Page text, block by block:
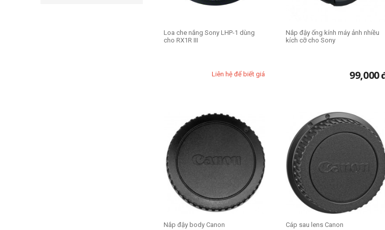
Loa che nắng Sony LHP-1 dùng
cho RX1R III
Liên hệ để biết giá
Nắp đậy ống kính máy ảnh nhiều
kích cỡ cho Sony
99,000
Nắp đậy body Canon Cáp sau lens Canon